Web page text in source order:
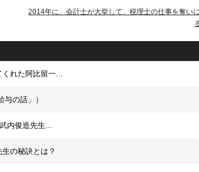
2014年に、会計士が大挙して、税理士の仕事を奪い
れた阿比留一...
の話」）
内俊造先生...
の秘訣とは？